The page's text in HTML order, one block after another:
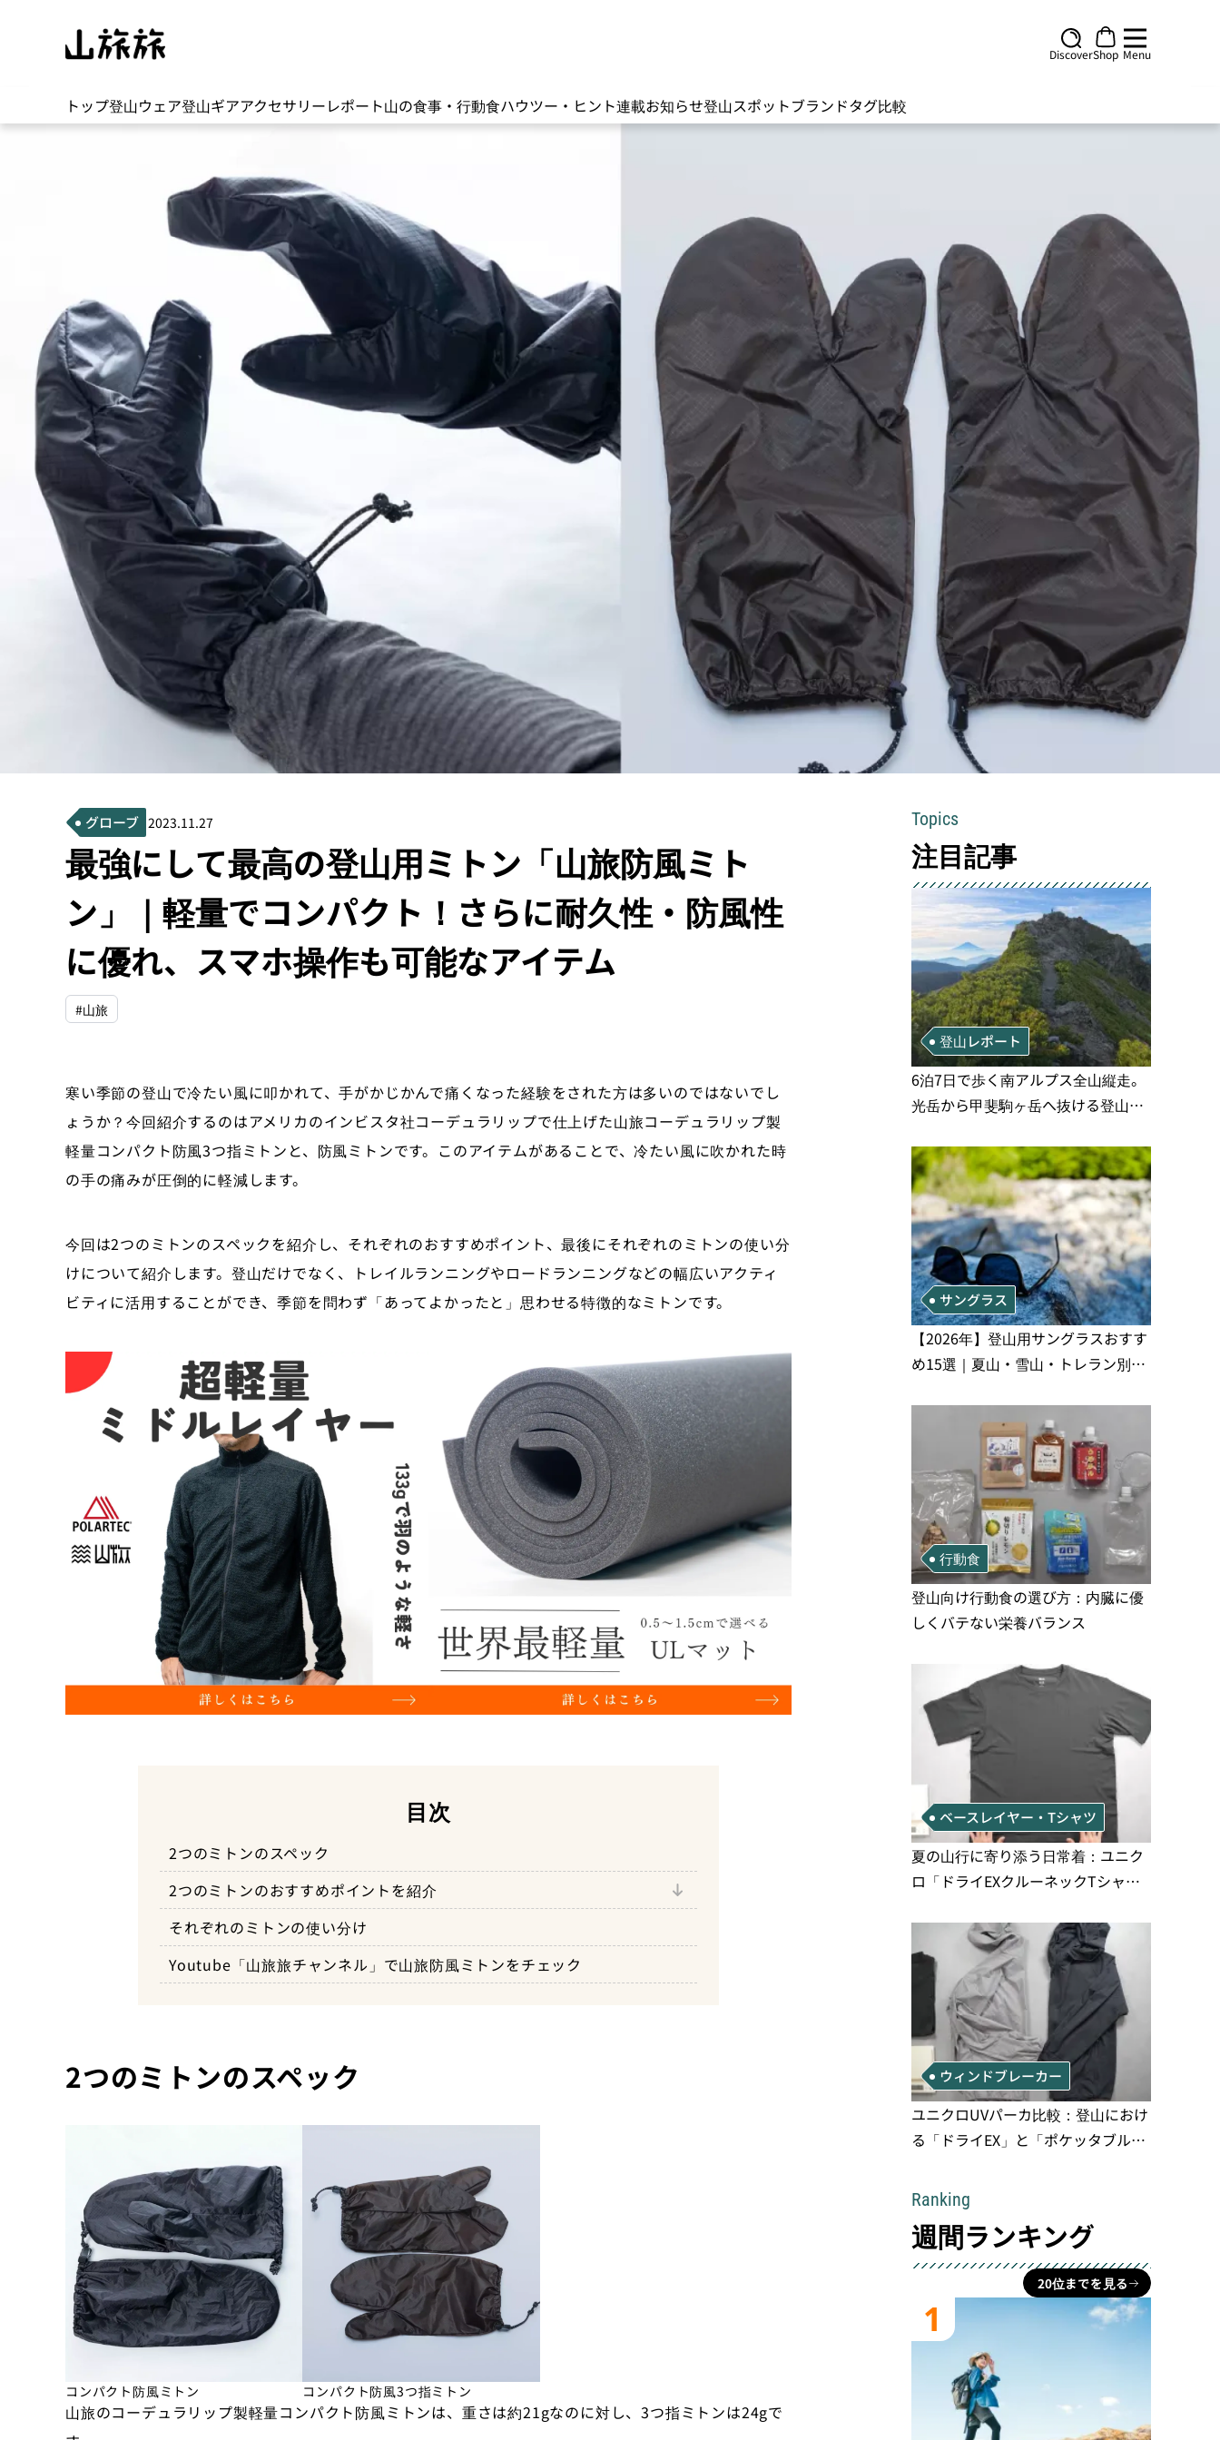
DiscoverShop Menu
トップ登山ウェア登山ギアアクセサリーレポート山の食事・行動食ハウツー・ヒント連載お知らせ登山スポットブランドタグ比較
グローブ 2023.11.27
最強にして最高の登山用ミトン「山旅防風ミト
ン」｜軽量でコンパクト！さらに耐久性・防風性
に優れ、スマホ操作も可能なアイテム
#山旅
寒い季節の登山で冷たい風に叩かれて、手がかじかんで痛くなった経験をされた方は多いのではないでし
ょうか？今回紹介するのはアメリカのインビスタ社コーデュラリップで仕上げた山旅コーデュラリップ製
軽量コンパクト防風3つ指ミトンと、防風ミトンです。このアイテムがあることで、冷たい風に吹かれた時
の手の痛みが圧倒的に軽減します。
今回は2つのミトンのスペックを紹介し、それぞれのおすすめポイント、最後にそれぞれのミトンの使い分
けについて紹介します。登山だけでなく、トレイルランニングやロードランニングなどの幅広いアクティ
ビティに活用することができ、季節を問わず「あってよかったと」思わせる特徴的なミトンです。
目次
2つのミトンのスペック
2つのミトンのおすすめポイントを紹介
単体使用でもオーバーグローブにも使える
ミトンタイプだから内部が暖かい
手首まであるから手を暖かくすることができる
着脱がグローブをした状態でも容易に行える
それぞれのミトンの使い分け
Youtube「山旅旅チャンネル」で山旅防風ミトンをチェック
2つのミトンのスペック
コンパクト防風ミトン コンパクト防風3つ指ミトン
山旅のコーデュラリップ製軽量コンパクト防風ミトンは、重さは約21gなのに対し、3つ指ミトンは24gで
Topics
注目記事
登山レポート
6泊7日で歩く南アルプス全山縦走。
光岳から甲斐駒ヶ岳へ抜ける登山の
サングラス
【2026年】登山用サングラスおすす
め15選｜夏山・雪山・トレラン別、
行動食
登山向け行動食の選び方：内臓に優
しくバテない栄養バランス
ベースレイヤー・Tシャツ
夏の山行に寄り添う日常着：ユニク
ロ「ドライEXクルーネックTシャ
ウィンドブレーカー
ユニクロUVパーカ比較：登山におけ
る「ドライEX」と「ポケッタブル」
Ranking
週間ランキング
20位までを見る
1